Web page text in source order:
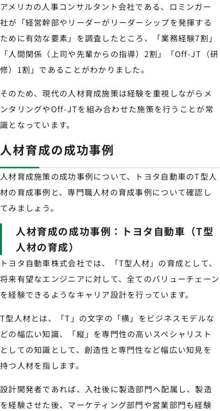
アメリカの人事コンサルタント会社である、ロミンガー
社が「経営幹部やリーダーがリーダーシップを発揮する
ために有効な要素」を調査したところ、「業務経験7割」
「人間関係（上司や先輩からの指導）2割」「Off-JT（研
修）1割」であることがわかりました。
そのため、現代の人材育成施策は経験を重視しながらメ
ンタリングやOff-JTを組み合わせた施策を行うことが常
識となっています。
人材育成の成功事例
人材育成施策の成功事例について、トヨタ自動車のT型人
材の育成事例と、専門職人材の育成事例について確認し
てみましょう。
人材育成の成功事例：トヨタ自動車（T型
人材の育成）
トヨタ自動車株式会社では、「T型人材」の育成として、
将来有望なエンジニアに対して、全てのバリューチェーン
を経験できるようなキャリア設計を行っています。
T型人材とは、「T」の文字の「横」をビジネスモデルな
どの幅広い知識、「縦」を専門性の高いスペシャリスト
としての知識として、創造性と専門性など幅広い知見を
持つ人材を指します。
設計開発者であれば、入社後に製造部門へ配属し、製造
を経験させた後、マーケティング部門や営業部門も経験